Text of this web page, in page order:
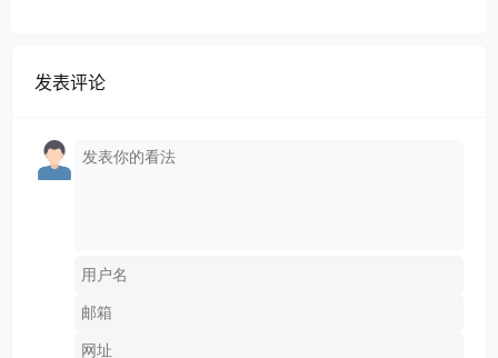
发表评论